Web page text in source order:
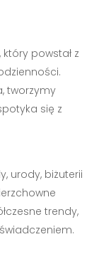
powstał z
tworzymy
się z
urody, biżuterii
trendy,